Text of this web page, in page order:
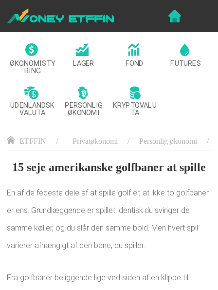
ØKONOMISTY
RING
LAGER FOND FUTURES
UDENLANDSK
VALUTA
PERSONLIG
ØKONOMI
KRYPTOVALU
TA
ETFFIN Privatøkonomi Personlig økonomi
15 seje amerikanske golfbaner at spille
En af de fedeste dele af at spille golf er, at ikke to golfbaner
er ens. Grundlæggende er spillet identisk:du svinger de
samme køller, og du slår den samme bold. Men hvert spil
varierer afhængigt af den bane, du spiller.
Fra golfbaner beliggende lige ved siden af ​​en klippe til